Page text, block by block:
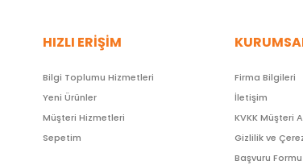
HIZLI ERİŞİM
Bilgi Toplumu Hizmetleri
Yeni Ürünler
Müşteri Hizmetleri
Sepetim
Firma Bilgileri
İletişim
KVKK Müşteri
Gizlilik ve
Başvuru Formu